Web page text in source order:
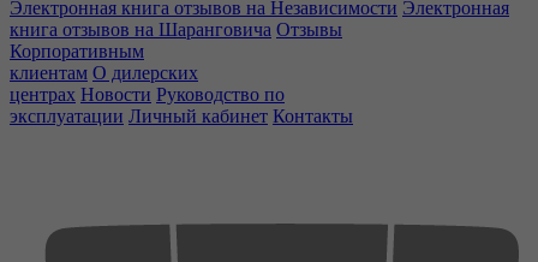
Электронная книга отзывов на Независимости Электронная
книга отзывов на Шаранговича Отзывы
Корпоративным
клиентам О дилерских
центрах Новости Руководство по
эксплуатации Личный кабинет Контакты